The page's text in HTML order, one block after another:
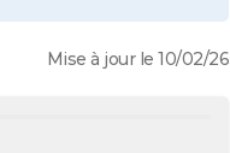
Mise à jour le 10/02/26